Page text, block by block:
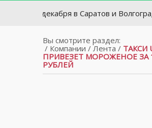
С 24 декабря в Саратов и Волгоград
Вы смотрите раздел:
/ Компании /Лента / ТАКСИ
ПРИВЕЗЕТ МОРОЖЕНОЕ ЗА
РУБЛЕЙ